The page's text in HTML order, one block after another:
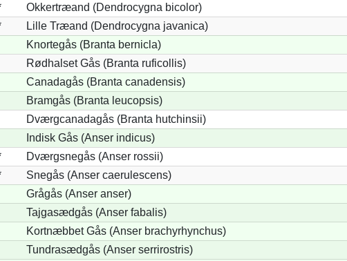
Okkertræand (Dendrocygna bicolor)
Lille Træand (Dendrocygna javanica)
Knortegås (Branta bernicla)
Rødhalset Gås (Branta ruficollis)
Canadagås (Branta canadensis)
Bramgås (Branta leucopsis)
Dværgcanadagås (Branta hutchinsii)
Indisk Gås (Anser indicus)
Dværgsnegås (Anser rossii)
Snegås (Anser caerulescens)
Grågås (Anser anser)
Tajgasædgås (Anser fabalis)
Kortnæbbet Gås (Anser brachyrhynchus)
Tundrasædgås (Anser serrirostris)